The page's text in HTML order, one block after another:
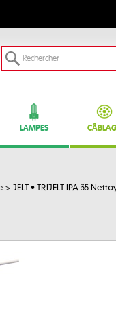
LAMPES
> JELT • TRIJELT IPA 35